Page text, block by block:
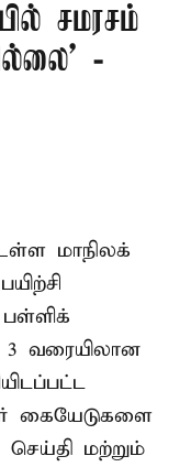
சமரசம்
-
மாநிலக்
பள்ளிக்
3 வரையிலான
கையேடுகளை
மற்றும்